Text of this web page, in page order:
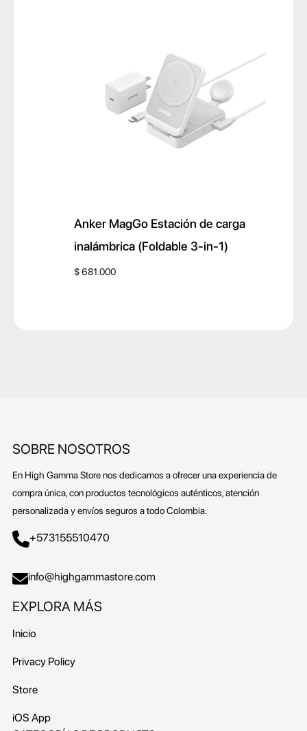
Anker MagGo Estación de carga
inalámbrica (Foldable 3-in-1)
$681.000
SOBRE NOSOTROS
En High Gamma Store nos dedicamos a ofrecer una experiencia de
compra única, con productos tecnológicos auténticos, atención
personalizada y envíos seguros a todo Colombia.
+573155510470
info@highgammastore.com
EXPLORA MÁS
Inicio
Privacy Policy
Store
iOS App